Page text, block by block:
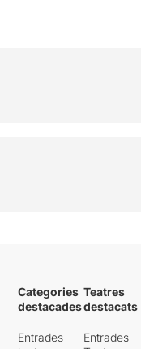
Categories
destacades
Entrades
Teatres
destacats
Entrades